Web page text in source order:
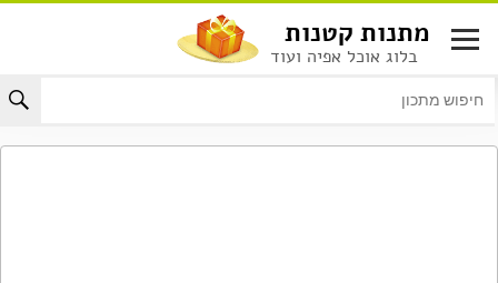
לתוכן
מתנות קטנות
בלוג אוכל אפיה ועוד